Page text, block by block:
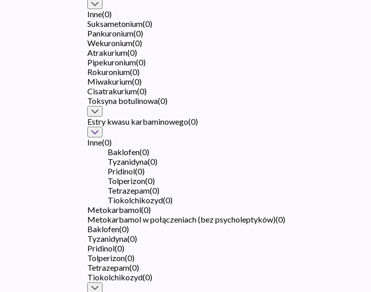
Inne(0)
Suksametonium(0)
Pankuronium(0)
Wekuronium(0)
Atrakurium(0)
Pipekuronium(0)
Rokuronium(0)
Miwakurium(0)
Cisatrakurium(0)
Toksyna botulinowa(0)
Estry kwasu karbaminowego(0)
Inne(0)
Baklofen(0)
Tyzanidyna(0)
Pridinol(0)
Tolperizon(0)
Tetrazepam(0)
Tiokolchikozyd(0)
Metokarbamol(0)
Metokarbamol w połączeniach (bez psycholeptyków)(0)
Baklofen(0)
Tyzanidyna(0)
Pridinol(0)
Tolperizon(0)
Tetrazepam(0)
Tiokolchikozyd(0)